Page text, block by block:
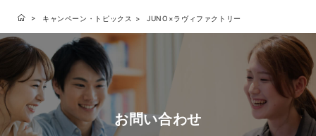
キャンペーン・トピックス JUNO×ラヴィファクトリー
お問い合わせ